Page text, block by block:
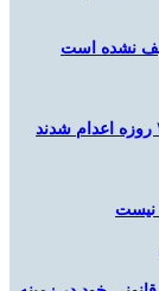
نشده است